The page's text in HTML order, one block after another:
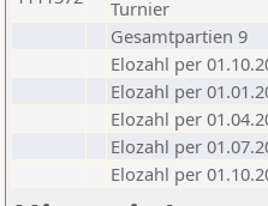
Turnier
Gesamtpartien 9
Elozahl per
Elozahl per
Elozahl per
Elozahl per
Elozahl per